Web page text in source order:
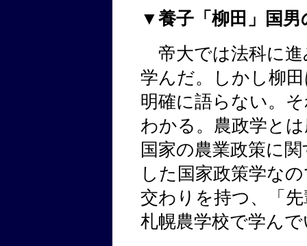
▼養子「柳田」国男
帝大では法科に進
学んだ。しかし柳
明確に語らない。
わかる。農政学と
国家の農業政策に
した国家政策学な
交わりを持つ、「
札幌農学校で学ん